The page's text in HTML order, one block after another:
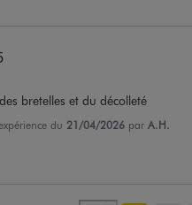
bretelles et du décolleté
du 21/04/2026 par A.H.